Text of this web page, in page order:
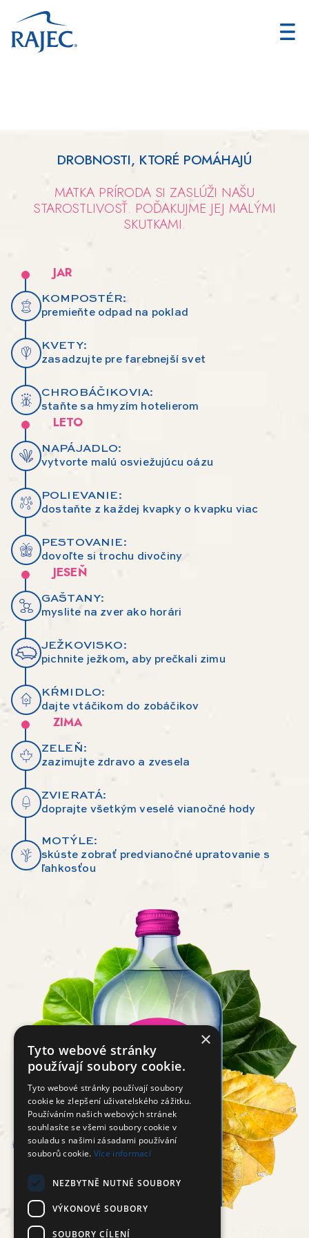
DROBNOSTI, KTORÉ POMÁHAJÚ
MATKA PRÍRODA SI ZASLÚŽI NAŠU
STAROSTLIVOSŤ. POĎAKUJME JEJ MALÝMI
SKUTKAMI.
JAR
KOMPOSTÉR:
premieňte odpad na poklad
KVETY:
zasadzujte pre farebnejší svet
CHROBÁČIKOVIA:
staňte sa hmyzím hotelierom
ZIMA
ZELEŇ:
zazimujte zdravo a zvesela
ZVIERATÁ:
doprajte všetkým veselé vianočné hody
MOTÝLE:
skúste zobrať predvianočné upratovanie s
ľahkosťou
LETO
NAPÁJADLO:
vytvorte malú osviežujúcu oázu
POLIEVANIE:
dostaňte z každej kvapky o kvapku viac
PESTOVANIE:
dovoľte si trochu divočiny
JESEŇ
GAŠTANY:
myslite na zver ako horári
JEŽKOVISKO:
pichnite ježkom, aby prečkali zimu
KŔMIDLO:
dajte vtáčikom do zobáčikov
×
Tyto webové stránky
používají soubory cookie.
Tyto webové stránky používají soubory
cookie ke zlepšení uživatelského zážitku.
Používáním našich webových stránek
souhlasíte se všemi soubory cookie v
souladu s našimi zásadami používání
souborů cookie. Více informací
NEZBYTNĚ NUTNÉ SOUBORY
VÝKONOVÉ SOUBORY
SOUBORY CÍLENÍ